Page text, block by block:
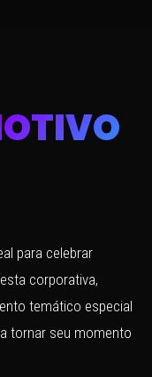
para celebrar
corporativa,
temático especial
tornar seu momento